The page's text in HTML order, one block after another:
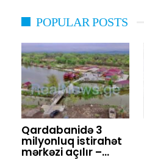
POPULAR POSTS
Qardabanidə 3
milyonluq istirahət
mərkəzi açılır –…